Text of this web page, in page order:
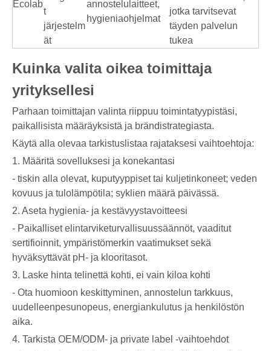
Ecolab
t
järjestelm
ät
annostelulaitteet,
hygieniaohjelmat
jotka tarvitsevat
täyden palvelun
tukea
Kuinka valita oikea toimittaja
yrityksellesi
Parhaan toimittajan valinta riippuu toimintatyypistäsi,
paikallisista määräyksistä ja brändistrategiasta.
Käytä alla olevaa tarkistuslistaa rajataksesi vaihtoehtoja:
1. Määritä sovelluksesi ja konekantasi
- tiskin alla olevat, kuputyyppiset tai kuljetinkoneet; veden
kovuus ja tulolämpötila; syklien määrä päivässä.
2. Aseta hygienia- ja kestävyystavoitteesi
- Paikalliset elintarviketurvallisuussäännöt, vaaditut
sertifioinnit, ympäristömerkin vaatimukset sekä
hyväksyttävät pH- ja klooritasot.
3. Laske hinta telinettä kohti, ei vain kiloa kohti
- Ota huomioon keskittyminen, annostelun tarkkuus,
uudelleenpesunopeus, energiankulutus ja henkilöstön
aika.
4. Tarkista OEM/ODM- ja private label -vaihtoehdot